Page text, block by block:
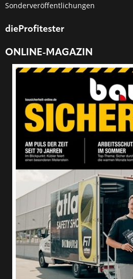
Sonderveröffentlichungen
dieProfitester
ONLINE-MAGAZIN